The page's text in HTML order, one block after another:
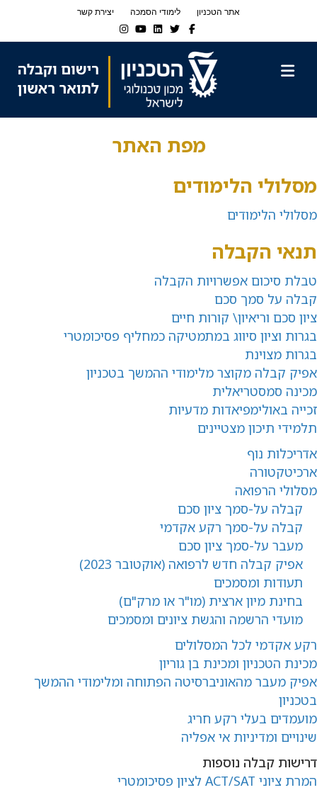
אתר הטכניון לימודי הסמכה
יצירת קשר
Facebook
Twitter
Linkedin
Youtube
Instagram
מפת האתר
מסלולי הלימודים
מסלולי הלימודים
תנאי הקבלה
טבלת סיכום אפשרויות הקבלה
קבלה על סמך סכם
ציון סכם וריאיון\ קורות חיים
בגרות וציון סיווג במתמטיקה כמחליף פסיכומטרי
בגרות מצוינת
אפיק קבלה מקוצר מלימודי ההמשך בטכניון
מכינה סמסטריאלית
זכייה באולימפיאדות מדעיות
תלמידי תיכון מצטיינים
אדריכלות נוף
ארכיטקטורה
מסלולי הרפואה
קבלה על-סמך ציון סכם
קבלה על-סמך רקע אקדמי
מעבר על-סמך ציון סכם
אפיק קבלה חדש לרפואה (אוקטובר 2023)
תעודות ומסמכים
בחינת מיון ארצית (מו"ר או מרק"ם)
מועדי הרשמה והגשת ציונים ומסמכים
רקע אקדמי לכל המסלולים
מכינת הטכניון ומכינת בן גוריון
אפיק מעבר מהאוניברסיטה הפתוחה ומלימודי ההמשך
בטכניון
מועמדים בעלי רקע חריג
שינויים ומדיניות אי אפליה
דרישות קבלה נוספות
המרת ציוני ACT/SAT לציון פסיכומטרי